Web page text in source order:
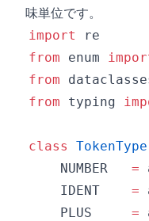
味単位です。
import
from enum
from
from typing
class TokenType
    NUMBER
=
    IDENT
=
    PLUS
=